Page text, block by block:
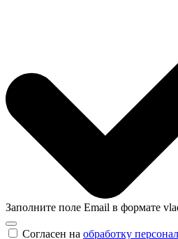
Заполните поле Email в формате
Согласен на обработку